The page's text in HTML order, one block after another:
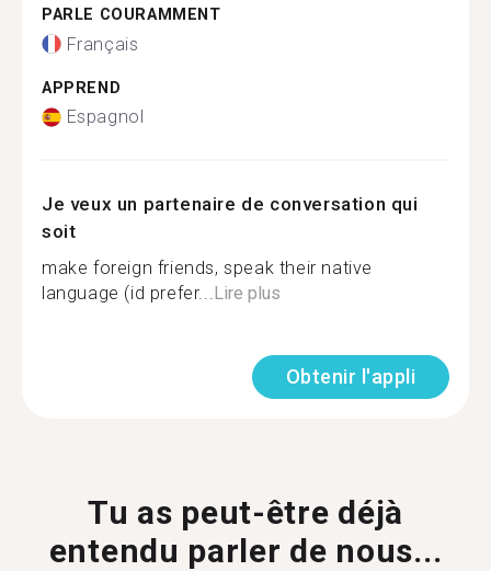
PARLE COURAMMENT
Français
APPREND
Espagnol
Je veux un partenaire de conversation qui
soit
make foreign friends, speak their native
language (id prefer...Lire plus
Obtenir l'appli
Tu as peut-être déjà
entendu parler de nous...